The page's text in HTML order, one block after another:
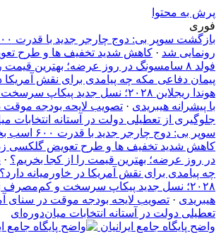
پرش به محتوا
فوری
رونمایی شد · کاهش شدید تخفیف‌ ها و طرح
فولد ۸ سامسونگ در روز عرضه؛ بهترین قیمت را از کجا بخریم؟
پیمان دفاعی مکه چه پیامدی برای نقش آمریکا
هوندا ریجلاین ۲۰۲۸؛ نسل جدید
با پیشرانه هیبریدی · تصویب لایحه بودجه موقت
جلوگیری از تعطیلی دولت در آستانه انتخابات
سوپر بی: دوج چارجر جدید با قدرت ۶۰۰ اسب بخار رونمایی شد
در روز عرضه؛ بهترین قیمت را از کجا بخریم؟ ·
چه پیامدی برای نقش آمریکا در خاورمیانه دارد؟
۲۰۲۸؛ نسل جدید پیکاپ سرسخت و کم‌مصرف
هیبریدی · تصویب لایحه بودجه موقت در سنای
تعطیلی دولت در آستانه انتخابات میان‌دوره‌ای
واضح پایگاه جامع ایرانیان